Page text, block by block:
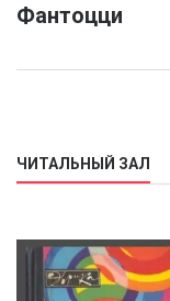
Фантоцци
ЧИТАЛЬНЫЙ ЗАЛ